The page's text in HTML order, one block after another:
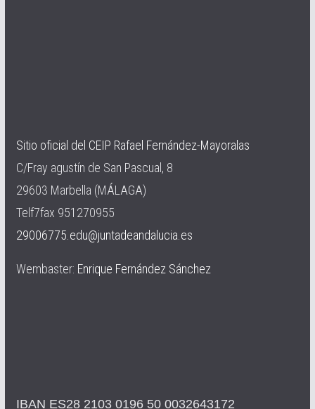
Sitio oficial del CEIP Rafael Fernández-Mayoralas
C/Fray agustín de San Pascual, 8
29603 Marbella (MÁLAGA)
Telf7fax 951270955
29006775.edu@juntadeandalucia.es
Wembaster: Enrique Fernández Sánchez
IBAN ES28 2103 0196 50 0032643172